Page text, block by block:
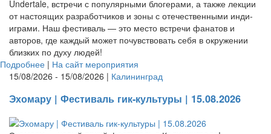
Undertale, встречи с популярными блогерами, а также лекции
от настоящих разработчиков и зоны с отечественными инди-
играми. Наш фестиваль — это место встречи фанатов и
авторов, где каждый может почувствовать себя в окружении
близких по духу людей!
Подробнее | На сайт мероприятия
15/08/2026 - 15/08/2026 | Калининград
Эхомару | Фестиваль гик-культуры | 15.08.2026